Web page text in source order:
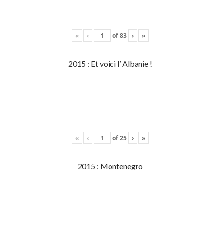
« ‹ of83 › »
2015 : Et voici l’ Albanie !
« ‹ of25 › »
2015 : Montenegro